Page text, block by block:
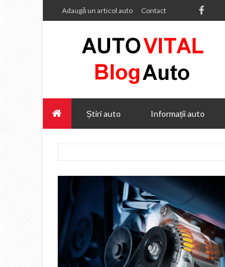
Adaugă un articol auto Contact
Știri auto Informații auto